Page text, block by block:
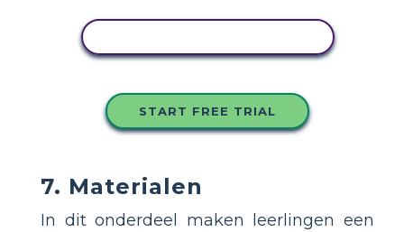
START FREE TRIAL
7. Materialen
In dit onderdeel maken leerlingen een